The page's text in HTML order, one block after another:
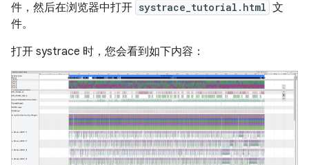
件，然后在浏览器中打开 systrace_tutorial.html 文
件。
打开 systrace 时，您会看到如下内容：